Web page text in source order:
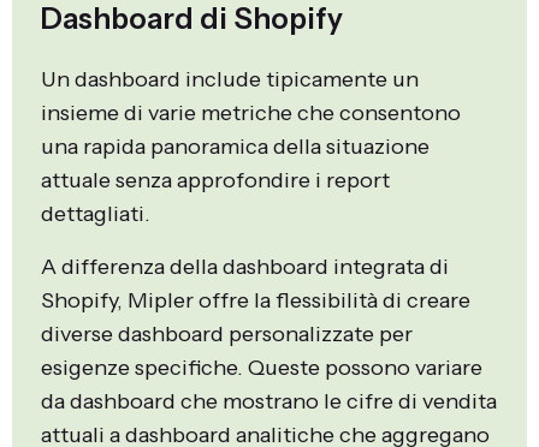
Dashboard di Shopify
Un dashboard include tipicamente un
insieme di varie metriche che consentono
una rapida panoramica della situazione
attuale senza approfondire i report
dettagliati.
A differenza della dashboard integrata di
Shopify, Mipler offre la flessibilità di creare
diverse dashboard personalizzate per
esigenze specifiche. Queste possono variare
da dashboard che mostrano le cifre di vendita
attuali a dashboard analitiche che aggregano